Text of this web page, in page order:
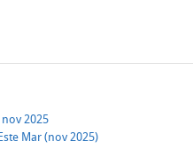
2025
Mar (nov 2025)